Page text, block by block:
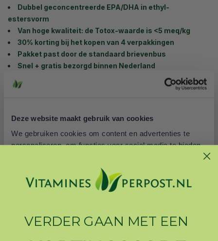
Deze website maakt gebruik van cookies
We gebruiken cookies om content en advertenties te
personaliseren, om functies voor social media te bieden
informatie over uw gebruik van onze site met onze
partners voor social media, adverteren en analyse. Deze
partners kunnen deze gegevens combineren met andere
verzameld op basis van uw gebruik van hun services.
Dubbel geconcentreerde EPA/DHA in ethyl-
estersvorm
Van hoge kwaliteit: de Totox-waarde is <5 meq/kg
30% korting bij het kopen van 4 verpakkingen
Pakket past door de standaard brievenbus
Snel + gratis bezorgd binnen Nederland
¹ Dit gunstige effect wordt verkregen bij een dagelijkse
inname van 250 mg DHA.
Productclassificatie
VERDER GAAN MET EEN